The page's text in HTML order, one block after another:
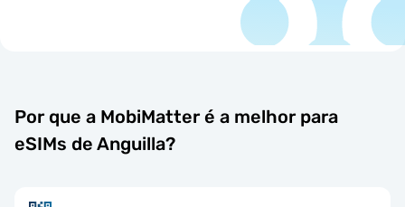
Por que a MobiMatter é a melhor para
eSIMs de Anguilla?